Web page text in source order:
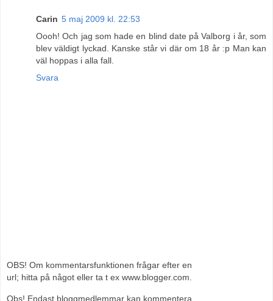
Carin 5 maj 2009 kl. 22:53
Oooh! Och jag som hade en blind date på Valborg i år, som
blev väldigt lyckad. Kanske står vi där om 18 år :p Man kan
väl hoppas i alla fall.
Svara
OBS! Om kommentarsfunktionen frågar efter en
url; hitta på något eller ta t ex www.blogger.com.
Obs! Endast bloggmedlemmar kan kommentera.